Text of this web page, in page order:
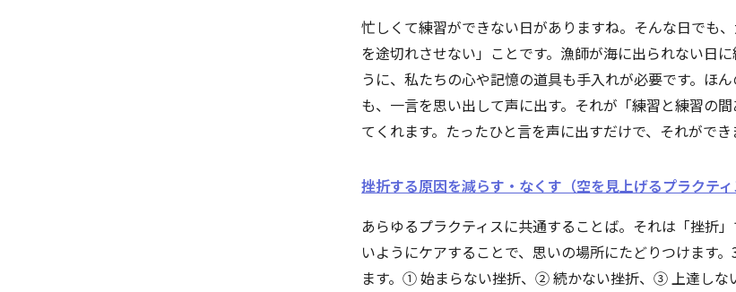
忙しくて練習ができない日がありますね。そんな日でも
を途切れさせない」ことです。漁師が海に出られない日
うに、私たちの心や記憶の道具も手入れが必要です。ほ
も、一言を思い出して声に出す。それが「練習と練習の
てくれます。たったひと言を声に出すだけで、それができ
挫折する原因を減らす・なくす（空を見上げるプラクティ
あらゆるプラクティスに共通することば。それは「挫折
いようにケアすることで、思いの場所にたどりつけます
ます。① 始まらない挫折、② 続かない挫折、③ 上達しな